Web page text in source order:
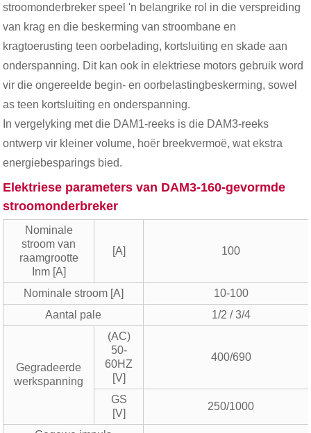
stroomonderbreker speel 'n belangrike rol in die verspreiding
van krag en die beskerming van stroombane en
kragtoerusting teen oorbelading, kortsluiting en skade aan
onderspanning. Dit kan ook in elektriese motors gebruik word
vir die ongereelde begin- en oorbelastingbeskerming, sowel
as teen kortsluiting en onderspanning.
In vergelyking met die DAM1-reeks is die DAM3-reeks
ontwerp vir kleiner volume, hoër breekvermoë, wat ekstra
energiebesparings bied.
Elektriese parameters van DAM3-160-gevormde
stroomonderbreker
Nominale
stroom van
raamgrootte
Inm [A]
[A] 100
Nominale stroom [A]
10-100
Aantal pale
1/2 / 3/4
Gegradeerde
werkspanning
(AC)
50-
60HZ
[V]
400/690
GS
[V]
250/1000